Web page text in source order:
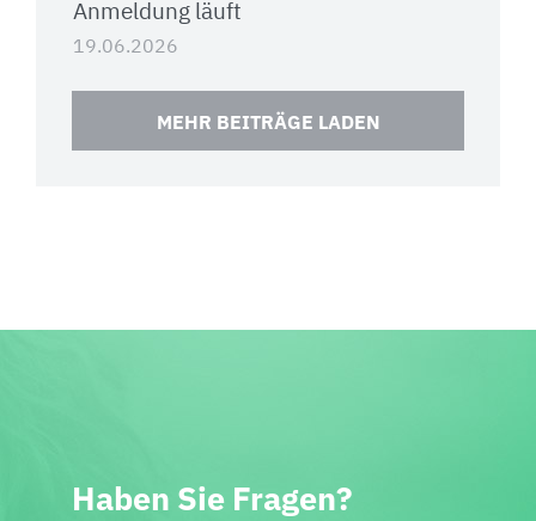
Anmeldung läuft
19.06.2026
MEHR BEITRÄGE LADEN
Haben Sie Fragen?